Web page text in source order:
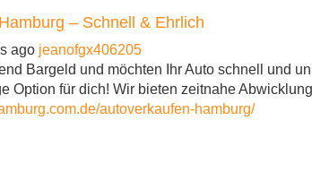
– Schnell & Ehrlich
ago jeanofgx406205
Bargeld und möchten Ihr Auto schnell und
Option für dich! Wir bieten zeitnahe
autoverkaufen-hamburg/